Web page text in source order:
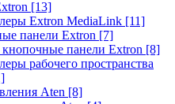
[13]
Extron MediaLink [11]
панели Extron [7]
панели Extron [8]
рабочего пространства
Aten [8]